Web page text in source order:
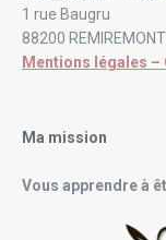
1 rue Baugru
88200 REMIREMONT
Mentions légales –
Ma mission
Vous apprendre à